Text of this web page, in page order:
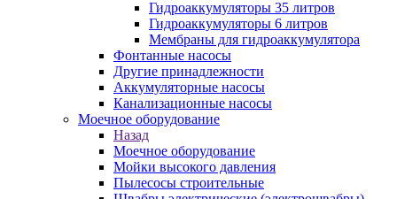
Гидроаккумуляторы 35 литров
Гидроаккумуляторы 6 литров
Мембраны для гидроаккумулятора
Фонтанные насосы
Другие принадлежности
Аккумуляторные насосы
Канализационные насосы
Моечное оборудование
Назад
Моечное оборудование
Мойки высокого давления
Пылесосы строительные